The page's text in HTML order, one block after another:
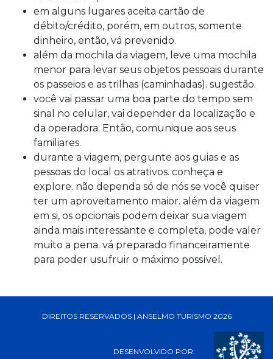
em alguns lugares aceita cartão de
débito/crédito, porém, em outros, somente
dinheiro, então, vá prevenido.
além da mochila da viagem, leve uma mochila
menor para levar seus objetos pessoais durante
os passeios e as trilhas (caminhadas). sugestão.
você vai passar uma boa parte do tempo sem
sinal no celular, vai depender da localização e
da operadora. Então, comunique aos seus
familiares.
durante a viagem, pergunte aos guias e as
pessoas do local os atrativos. conheça e
explore. não dependa só de nós se você quiser
ter um aproveitamento maior. além da viagem
em si, os opcionais podem deixar sua viagem
ainda mais interessante e completa, pode valer
muito a pena. vá preparado financeiramente
para poder usufruir o máximo possível.
DIREITOS RESERVADOS | ANSELMO TURISMO 2026
DESENVOLVIDO POR: